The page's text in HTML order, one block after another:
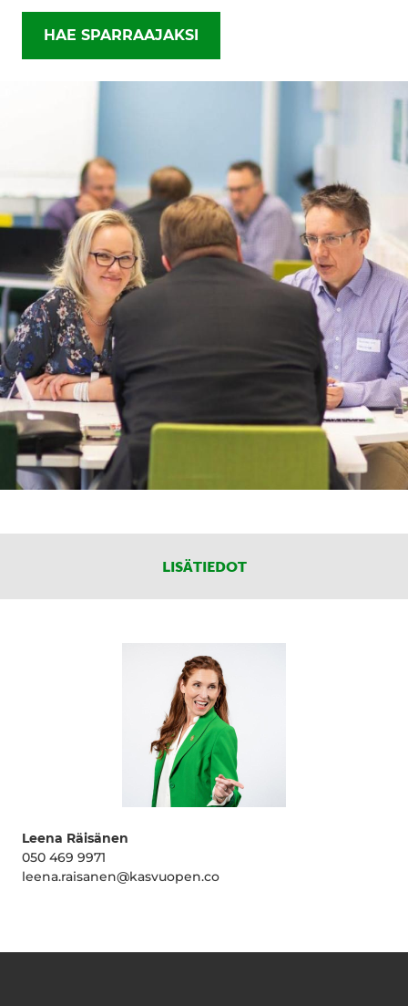
HAE SPARRAAJAKSI
LISÄTIEDOT
Leena Räisänen
050 469 9971
leena.raisanen@kasvuopen.co